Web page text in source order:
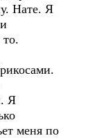
Нате. Я
Я
меня по